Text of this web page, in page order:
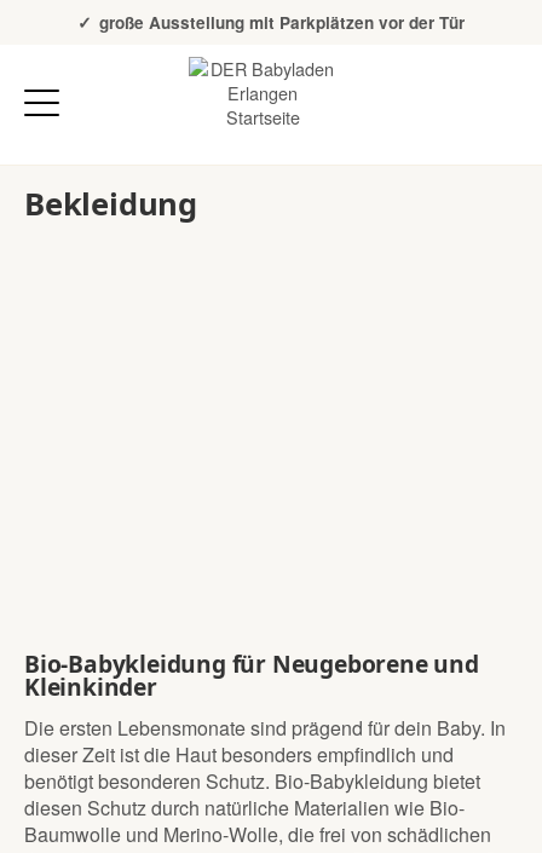
Über 20 Jahre Erfahrung
große Ausstellung mit Parkplätzen vor der Tür
Bekleidung
Bio-Babykleidung für Neugeborene und
Kleinkinder
Die ersten Lebensmonate sind prägend für dein Baby. In
dieser Zeit ist die Haut besonders empfindlich und
benötigt besonderen Schutz. Bio-Babykleidung bietet
diesen Schutz durch natürliche Materialien wie Bio-
Baumwolle und Merino-Wolle, die frei von schädlichen